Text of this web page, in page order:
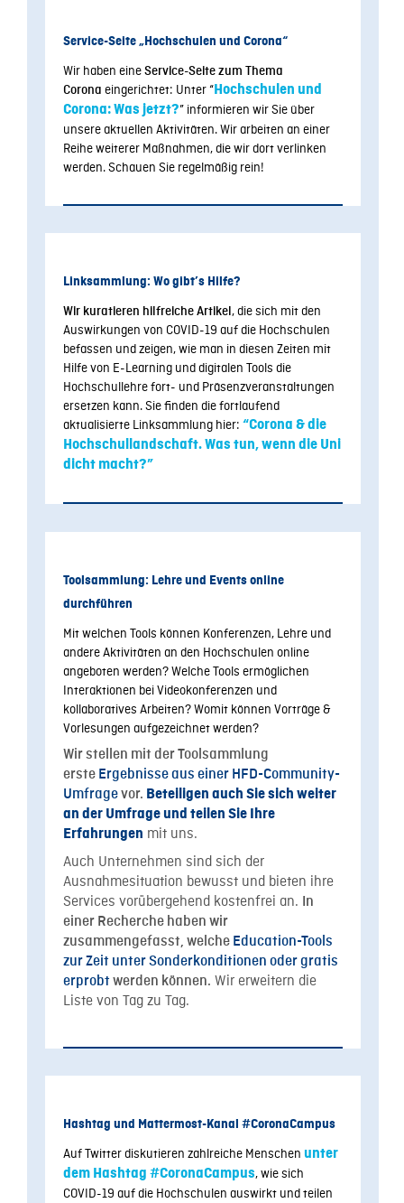
Service-Seite „Hochschulen und Corona“
Wir haben eine Service-Seite zum Thema
Corona eingerichtet: Unter “Hochschulen und
Corona: Was jetzt?” informieren wir Sie über
unsere aktuellen Aktivitäten. Wir arbeiten an einer
Reihe weiterer Maßnahmen, die wir dort verlinken
werden. Schauen Sie regelmäßig rein!
Linksammlung: Wo gibt’s Hilfe?
Wir kuratieren hilfreiche Artikel , die sich mit den
Auswirkungen von COVID-19 auf die Hochschulen
befassen und zeigen, wie man in diesen Zeiten mit
Hilfe von E-Learning und digitalen Tools die
Hochschullehre fort- und Präsenzveranstaltungen
ersetzen kann. Sie finden die fortlaufend
aktualisierte Linksammlung hier: “Corona & die
Hochschullandschaft. Was tun, wenn die Uni
dicht macht?”
Toolsammlung: Lehre und Events online
durchführen
Mit welchen Tools können Konferenzen, Lehre und
andere Aktivitäten an den Hochschulen online
angeboten werden? Welche Tools ermöglichen
Interaktionen bei Videokonferenzen und
kollaboratives Arbeiten? Womit können Vorträge &
Vorlesungen aufgezeichnet werden?
Wir stellen mit der Toolsammlung
erste Ergebnisse aus einer HFD-Community-
Umfragevor. Beteiligen auch Sie sich weiter
an der Umfrage und teilen Sie Ihre
Erfahrungen mit uns.
Auch Unternehmen sind sich der
Ausnahmesituation bewusst und bieten ihre
Services vorübergehend kostenfrei an. In
einer Recherche haben wir
zusammengefasst, welche Education-Tools
zur Zeit unter Sonderkonditionen oder gratis
erprobt werden können. Wir erweitern die
Liste von Tag zu Tag.
Hashtag und Mattermost-Kanal #CoronaCampus
Auf Twitter diskutieren zahlreiche Menschen unter
dem Hashtag #CoronaCampus, wie sich
COVID-19 auf die Hochschulen auswirkt und teilen